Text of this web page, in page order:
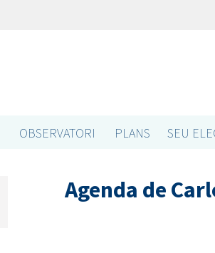
OBSERVATORI PLANS SEU
Agenda de